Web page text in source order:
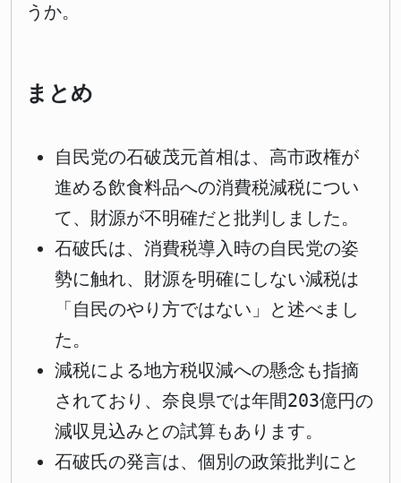
うか。
まとめ
自民党の石破茂元首相は、高市政権が
進める飲食料品への消費税減税につい
て、財源が不明確だと批判しました。
石破氏は、消費税導入時の自民党の姿
勢に触れ、財源を明確にしない減税は
「自民のやり方ではない」と述べまし
た。
減税による地方税収減への懸念も指摘
されており、奈良県では年間203億円の
減収見込みとの試算もあります。
石破氏の発言は、個別の政策批判にと